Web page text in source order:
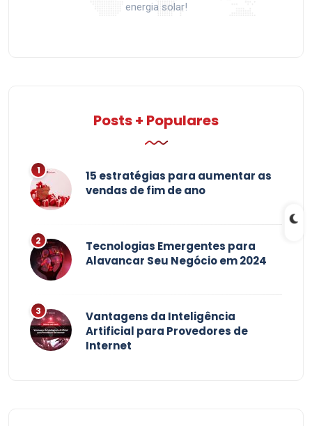
energia solar!
Posts + Populares
15 estratégias para aumentar as
vendas de fim de ano
Tecnologias Emergentes para
Alavancar Seu Negócio em 2024
Vantagens da Inteligência
Artificial para Provedores de
Internet